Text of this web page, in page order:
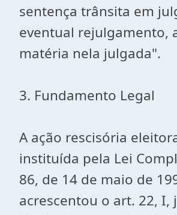
sentença trânsita em
eventual rejulgamento,
matéria nela julgada".
3. Fundamento Legal
A ação rescisória
instituída pela Lei
86, de 14 de maio de
acrescentou o art. 22, I,